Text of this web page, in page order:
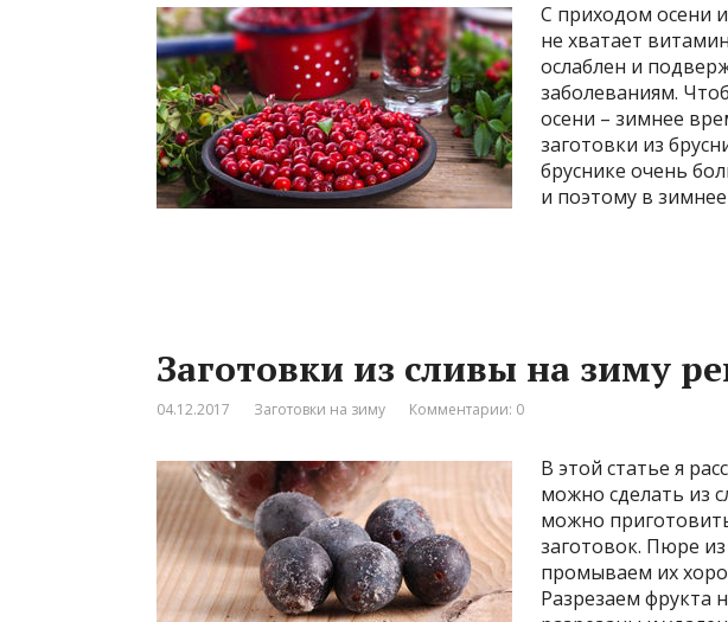
С приходом осени
не хватает
ослаблен и
заболеваниям.
осени – зимнее
заготовки из
бруснике очень
и поэтому в
Заготовки из сливы на зиму
04.12.2017 Заготовки на зиму Комментарии: 0
В этой статье я
можно сделать из
можно
заготовок. Пюре
промываем их
Разрезаем фрукта